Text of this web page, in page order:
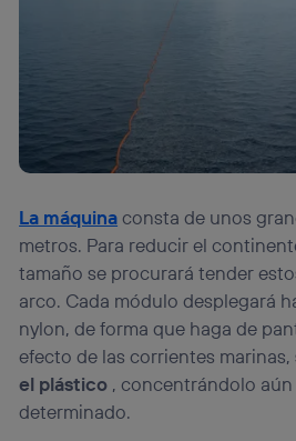
La máquinaconsta de unos
metros. Para reducir el
tamaño se procurará tender
arco. Cada módulo desplegará
nylon, de forma que haga de
efecto de las corrientes marinas,
el plástico , concentrándolo
determinado.